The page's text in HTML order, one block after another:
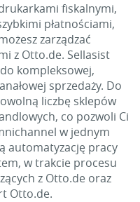
fiskalnymi,
płatnościami,
zarządzać
z Otto.de. Sellasist
kompleksowej,
sprzedaży. Do
liczbę sklepów
co pozwoli Ci
w jednym
automatyzację pracy
w trakcie procesu
z Otto.de oraz
Otto.de.